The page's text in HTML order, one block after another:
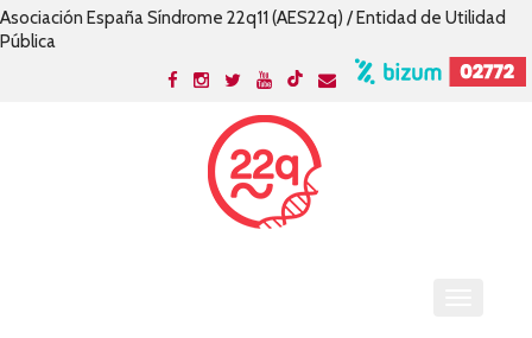
Asociación España Síndrome 22q11 (AES22q) / Entidad de Utilidad
Pública